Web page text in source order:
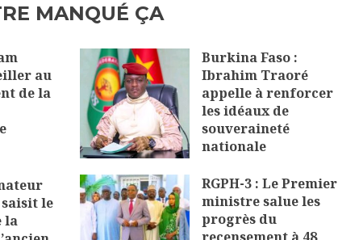
MANQUÉ ÇA
au
de la
Burkina Faso :
Ibrahim Traoré
appelle à renforcer
les idéaux de
souveraineté
nationale
le
la
RGPH-3 : Le Premier
ministre salue les
progrès du